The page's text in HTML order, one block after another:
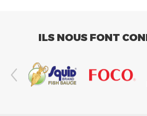
ILS NOUS FONT